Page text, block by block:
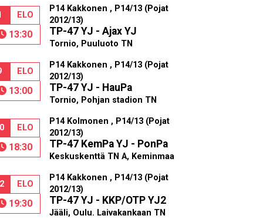
ELO
13:30
P14 Kakkonen , P14/13 (Pojat
2012/13)
TP-47 YJ - Ajax YJ
Tornio, Puuluoto TN
ELO
13:00
P14 Kakkonen , P14/13 (Pojat
2012/13)
TP-47 YJ - HauPa
Tornio, Pohjan stadion TN
ELO
18:30
P14 Kolmonen , P14/13 (Pojat
2012/13)
TP-47 KemPa YJ - PonPa
Keskuskenttä TN A, Keminmaa
ELO
19:30
P14 Kakkonen , P14/13 (Pojat
2012/13)
TP-47 YJ - KKP/OTP YJ2
Jääli, Oulu. Laivakankaan TN